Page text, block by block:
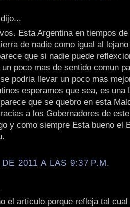
Esta Argentina en tiempos
de nadie como igual al
que si nadie puede
poco mas de sentido comun
podria llevar un poco mas
esperamos que sea, es una
que se quebro en esta
a los Gobernadores de
y como siempre Esta bueno el
2011 A LAS 9:37 P.M.
el artículo porque refleja tal